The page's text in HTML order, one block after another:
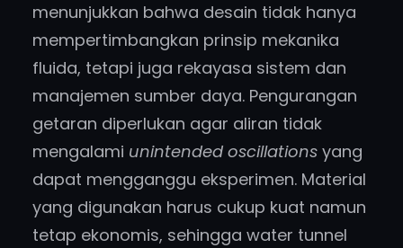
menunjukkan bahwa desain tidak hanya
mempertimbangkan prinsip mekanika
fluida, tetapi juga rekayasa sistem dan
manajemen sumber daya. Pengurangan
getaran diperlukan agar aliran tidak
mengalami unintended oscillations yang
dapat mengganggu eksperimen. Material
yang digunakan harus cukup kuat namun
tetap ekonomis, sehingga water tunnel